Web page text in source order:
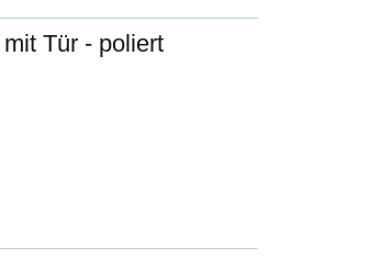
Tür - poliert